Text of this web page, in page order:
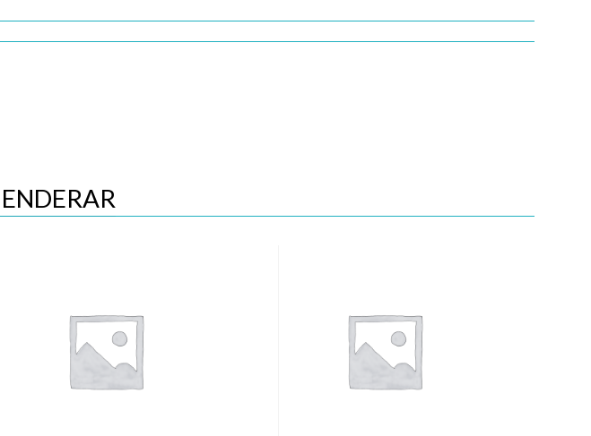
Quick View Quick View